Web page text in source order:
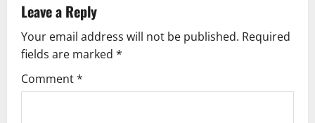
v
i
g
Leave a Reply
Your email address will not be published. Required
fields are marked *
Comment*